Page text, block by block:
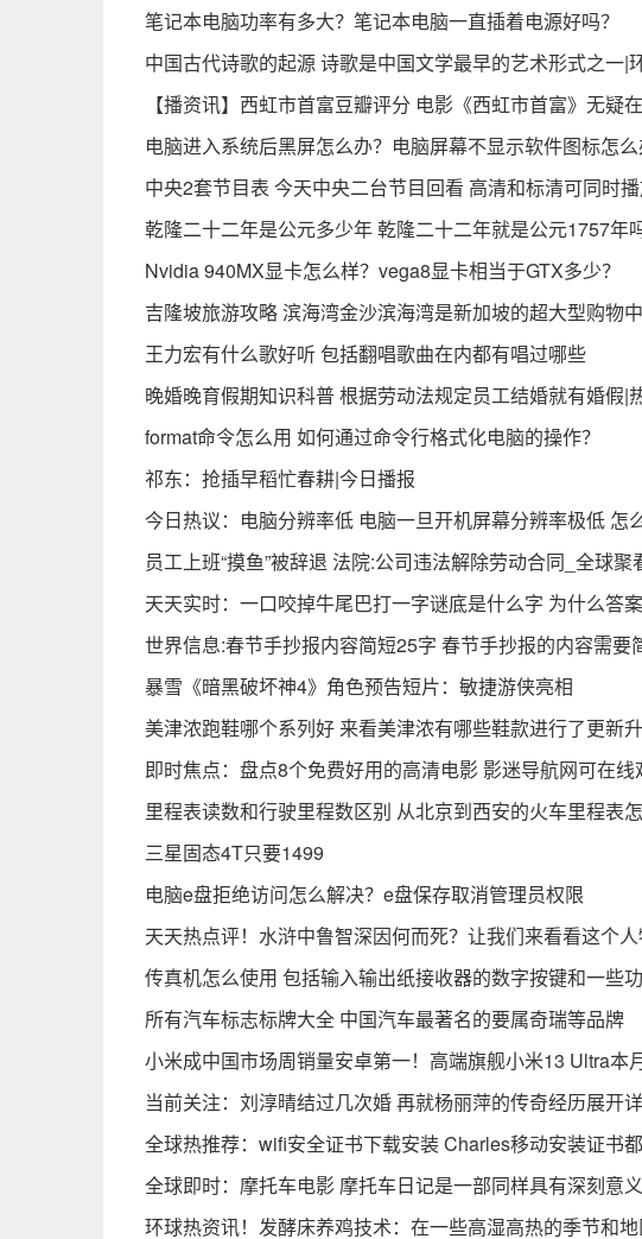
笔记本电脑功率有多大？笔记本电脑一直插着电源好吗？
中国古代诗歌的起源 诗歌是中国文学最早的艺术形式之一|
【播资讯】西虹市首富豆瓣评分 电影《西虹市首富》无疑
电脑进入系统后黑屏怎么办？电脑屏幕不显示软件图标怎么
中央2套节目表 今天中央二台节目回看 高清和标清可同时
乾隆二十二年是公元多少年 乾隆二十二年就是公元1757年
Nvidia 940MX显卡怎么样？vega8显卡相当于GTX多少？
吉隆坡旅游攻略 滨海湾金沙滨海湾是新加坡的超大型购物
王力宏有什么歌好听 包括翻唱歌曲在内都有唱过哪些
晚婚晚育假期知识科普 根据劳动法规定员工结婚就有婚假|
format命令怎么用 如何通过命令行格式化电脑的操作？
祁东：抢插早稻忙春耕|今日播报
今日热议：电脑分辨率低 电脑一旦开机屏幕分辨率极低 怎
员工上班“摸鱼”被辞退 法院:公司违法解除劳动合同_全球聚
天天实时：一口咬掉牛尾巴打一字谜底是什么字 为什么答案
世界信息:春节手抄报内容简短25字 春节手抄报的内容需要
暴雪《暗黑破坏神4》角色预告短片：敏捷游侠亮相
美津浓跑鞋哪个系列好 来看美津浓有哪些鞋款进行了更新
即时焦点：盘点8个免费好用的高清电影 影迷导航网可在
里程表读数和行驶里程数区别 从北京到西安的火车里程表
三星固态4T只要1499
电脑e盘拒绝访问怎么解决？e盘保存取消管理员权限
天天热点评！水浒中鲁智深因何而死？让我们来看看这个
传真机怎么使用 包括输入输出纸接收器的数字按键和一些
所有汽车标志标牌大全 中国汽车最著名的要属奇瑞等品牌
小米成中国市场周销量安卓第一！高端旗舰小米13 Ultra本
当前关注：刘淳晴结过几次婚 再就杨丽萍的传奇经历展开
全球热推荐：wifi安全证书下载安装 Charles移动安装证书
全球即时：摩托车电影 摩托车日记是一部同样具有深刻意
环球热资讯！发酵床养鸡技术：在一些高湿高热的季节和